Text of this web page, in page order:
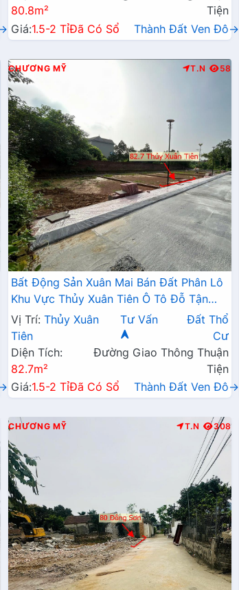
80.8m²
Tiện
Giá:1.5-2 TỉĐã Có Sổ Thành Đất Ven Đô→
CHƯƠNG MỸ T.N 58
Bất Động Sản Xuân Mai Bán Đất Phân Lô
Khu Vực Thủy Xuân Tiên Ô Tô Đỗ Tận
Đất Sát Trục Chính Kinh Doanh Liên Xã
Gần QL21A
Vị Trí: Thủy Xuân
Tiên
Tư Vấn
Đất Thổ
Cư
Diện Tích:
82.7m²
Đường Giao Thông Thuận
Tiện
Giá:1.5-2 TỉĐã Có Sổ Thành Đất Ven Đô→
CHƯƠNG MỸ T.N 308